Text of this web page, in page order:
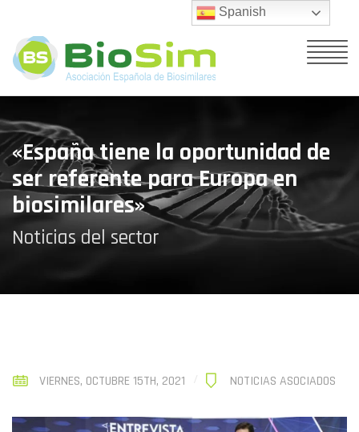
«España tiene la oportunidad de
ser referente para Europa en
biosimilares»
Noticias del sector
VIERNES, OCTUBRE 15TH, 2021 NOTICIAS ASOCIADOS
Spanish